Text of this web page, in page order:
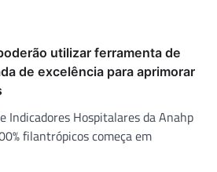
utilizar ferramenta de
de excelência para aprimorar
Indicadores Hospitalares da Anahp
filantrópicos começa em